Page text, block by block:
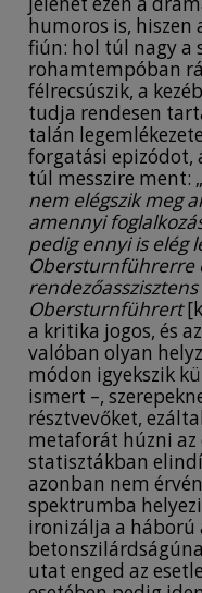
humoros is,
fiún: hol túl nagy a
rohamtempóban
félrecsúszik, a
tudja rendesen
talán
forgatási epizódot,
túl messzire ment: „
nem elégszik meg
amennyi
pedig ennyi is elég
Obersturnführerre
rendezőasszisztens
Obersturnführert
a kritika jogos, és
valóban olyan
módon igyekszik
ismert –,
résztvevőket,
metaforát húzni az
statisztákban
azonban nem
spektrumba
ironizálja a
utat enged az